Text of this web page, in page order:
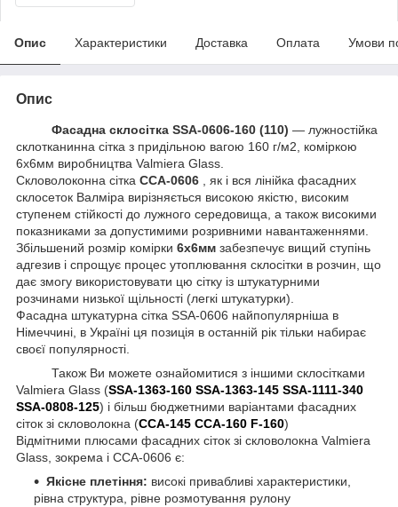
Опис Характеристики Доставка Оплата Умови
Опис
Фасадна склосітка SSA-0606-160 (110) ― лужностійка
склотканинна сітка з придільною вагою 160 г/м2, коміркою
6х6мм виробництва Valmiera Glass.
Скловолоконна сітка ССА-0606 , як і вся лінійка фасадних
склосеток Валміра вирізняється високою якістю, високим
ступенем стійкості до лужного середовища, а також високими
показниками за допустимими розривними навантаженнями.
Збільшений розмір комірки 6х6мм забезпечує вищий ступінь
адгезив і спрощує процес утоплювання склосітки в розчин, що
дає змогу використовувати цю сітку із штукатурними
розчинами низької щільності (легкі штукатурки).
Фасадна штукатурна сітка SSA-0606 найпопулярніша в
Німеччині, в Україні ця позиція в останній рік тільки набирає
своєї популярності.
Також Ви можете ознайомитися з іншими склосітками
Valmiera Glass (SSA-1363-160 SSA-1363-145 SSA-1111-340
SSA-0808-125) і більш бюджетними варіантами фасадних
сіток зі скловолокна (ССА-145 ССА-160 F-160)
Відмітними плюсами фасадних сіток зі скловолокна Valmiera
Glass, зокрема і ССА-0606 є:
Якісне плетіння: високі привабливі характеристики,
рівна структура, рівне розмотування рулону